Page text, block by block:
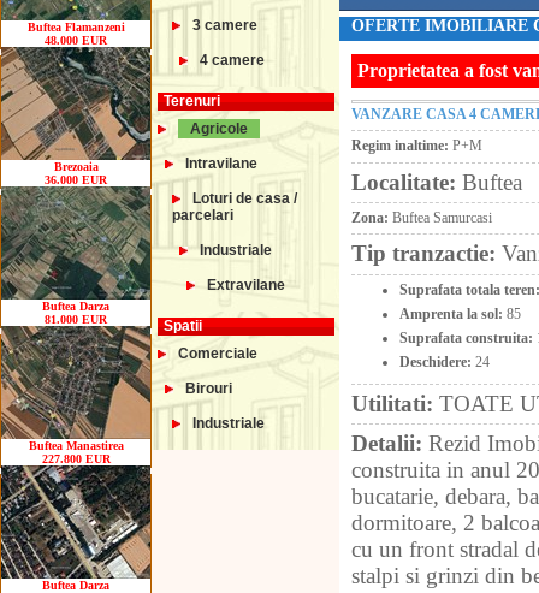
Buftea Flamanzeni
48.000 EUR
Brezoaia
36.000 EUR
Buftea Darza
81.000 EUR
Buftea Manastirea
227.800 EUR
Buftea Darza
3 camere
4 camere
Terenuri
Agricole
Intravilane
Loturi de casa /
parcelari
Industriale
Extravilane
Spatii
Comerciale
Birouri
Industriale
OFERTE IMOBILIARE
Proprietatea a fost
VANZARE CASA 4
Regim inaltime: P+M
Localitate: Buftea
Zona: Buftea Samurcasi
Tip tranzactie:
Suprafata totala
Amprenta la sol: 85
Suprafata construita:
Deschidere: 24
Utilitati: TOATE
Detalii: Rezid
construita in anul
bucatarie, debara,
dormitoare, 2
cu un front stradal
stalpi si grinzi din